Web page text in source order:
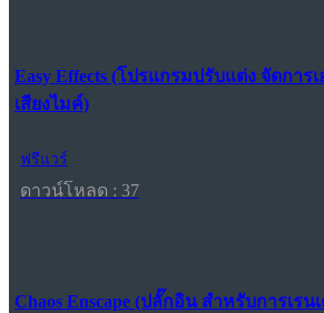
Easy Effects (โปรแกรมปรับแต่ง จัดการ
เสียงไมค์)
ฟรีแวร์
ดาวน์โหลด : 37
Chaos Enscape (ปลั๊กอิน สำหรับการเร